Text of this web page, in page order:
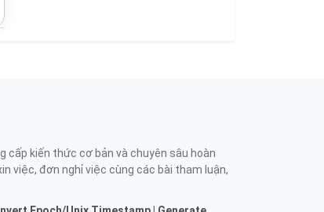
cấp kiến thức cơ bản và chuyên sâu hoàn
việc, đơn nghỉ việc cùng các bài tham luận,